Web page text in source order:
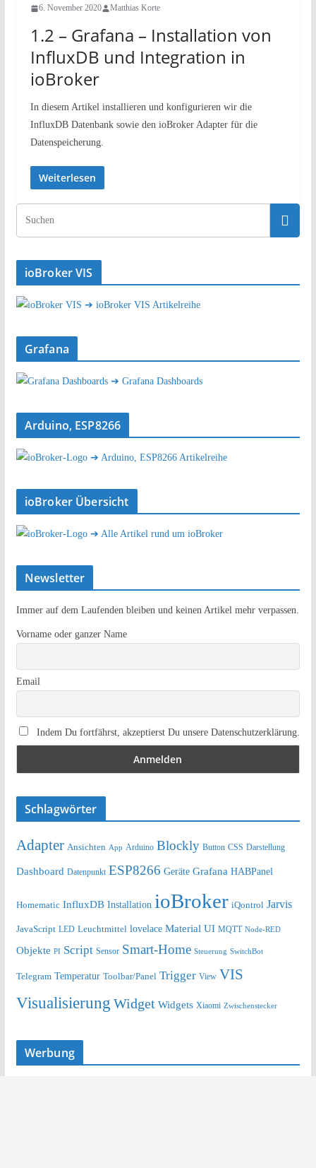
6. November 2020 Matthias Korte
1.2 – Grafana – Installation von
InfluxDB und Integration in
ioBroker
In diesem Artikel installieren und konfigurieren wir die
InfluxDB Datenbank sowie den ioBroker Adapter für die
Datenspeicherung.
Weiterlesen
ioBroker VIS
➔ ioBroker VIS Artikelreihe
Grafana
➔ Grafana Dashboards
Arduino, ESP8266
➔ Arduino, ESP8266 Artikelreihe
ioBroker Übersicht
➔ Alle Artikel rund um ioBroker
Newsletter
Immer auf dem Laufenden bleiben und keinen Artikel mehr verpassen.
Vorname oder ganzer Name
Email
Indem Du fortfährst, akzeptierst Du unsere Datenschutzerklärung.
Schlagwörter
Adapter Ansichten App Arduino Blockly Button CSS Darstellung
Dashboard Datenpunkt ESP8266 Geräte Grafana HABPanel
Homematic InfluxDB Installation ioBroker iQontrol Jarvis
JavaScript LED Leuchtmittel lovelace Material UI MQTT Node-RED
Objekte PI Script Sensor Smart-Home Steuerung SwitchBot
Telegram Temperatur Toolbar/Panel Trigger View VIS
Visualisierung Widget Widgets Xiaomi Zwischenstecker
Werbung